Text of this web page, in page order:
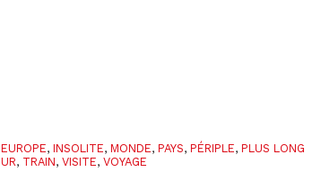
EUROPE,INSOLITE,MONDE,PAYS,PÉRIPLE,PLUS LONG
, TRAIN,VISITE,VOYAGE